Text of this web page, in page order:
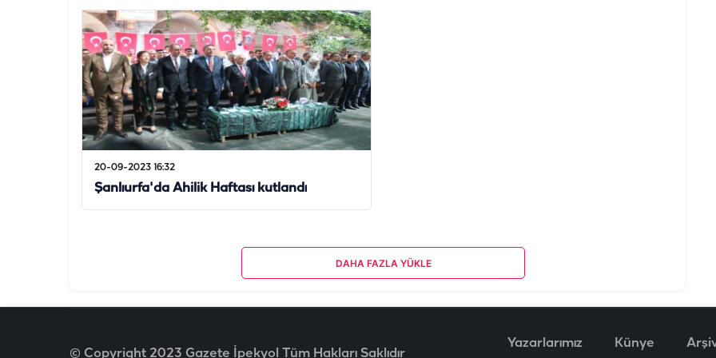
20-09-2023 16:32
Şanlıurfa'da Ahilik Haftası kutlandı
DAHA FAZLA YÜKLE
© Copyright 2023 Gazete İpekyol Tüm Hakları Saklıdır
Yazarlarımız Künye